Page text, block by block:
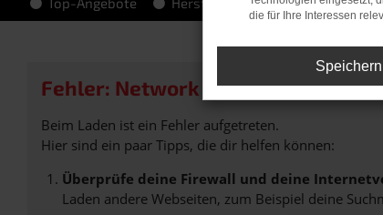
Fehler: Network Error
Beim Laden ist ein Fehler aufgetreten.
Hier sind ein paar Tipps, die dir helfen können:
Überprüfe deine Firewall und deine
Laden andere Webseiten, zum Beispiel deine
die für Ihre Interessen
Speichern